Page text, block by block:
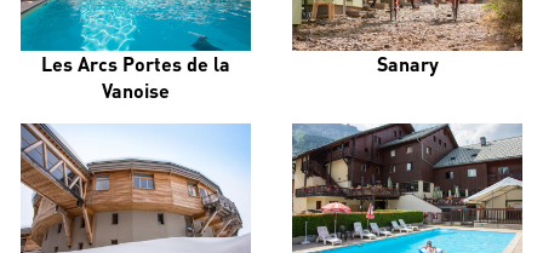
Les Arcs Portes de la
Vanoise
Sanary